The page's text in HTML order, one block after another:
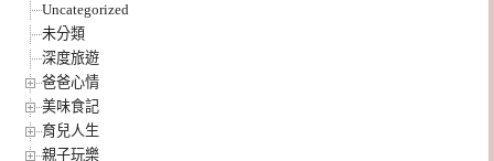
Uncategorized
未分類
深度旅遊
爸爸心情
美味食記
育兒人生
親子玩樂